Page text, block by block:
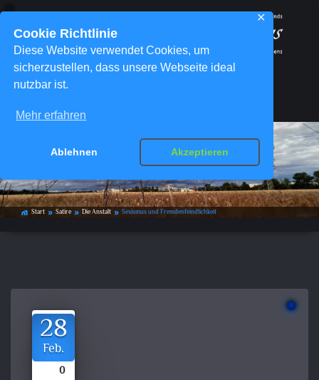
Cookie Richtlinie
Diese Website verwendet Cookies, um
sicherzustellen, dass unsere Webseite ideal
nutzbar ist.
Mehr erfahren
Ablehnen Akzeptieren
✕
Sexismus und Fremdenfeindlichkeit
home_work Start double_arrow Satire double_arrow Die Anstalt double_arrow Sexismus und Fremdenfeindlichkeit
28
Feb.
0